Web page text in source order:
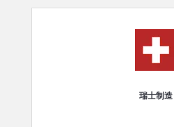
瑞士制造